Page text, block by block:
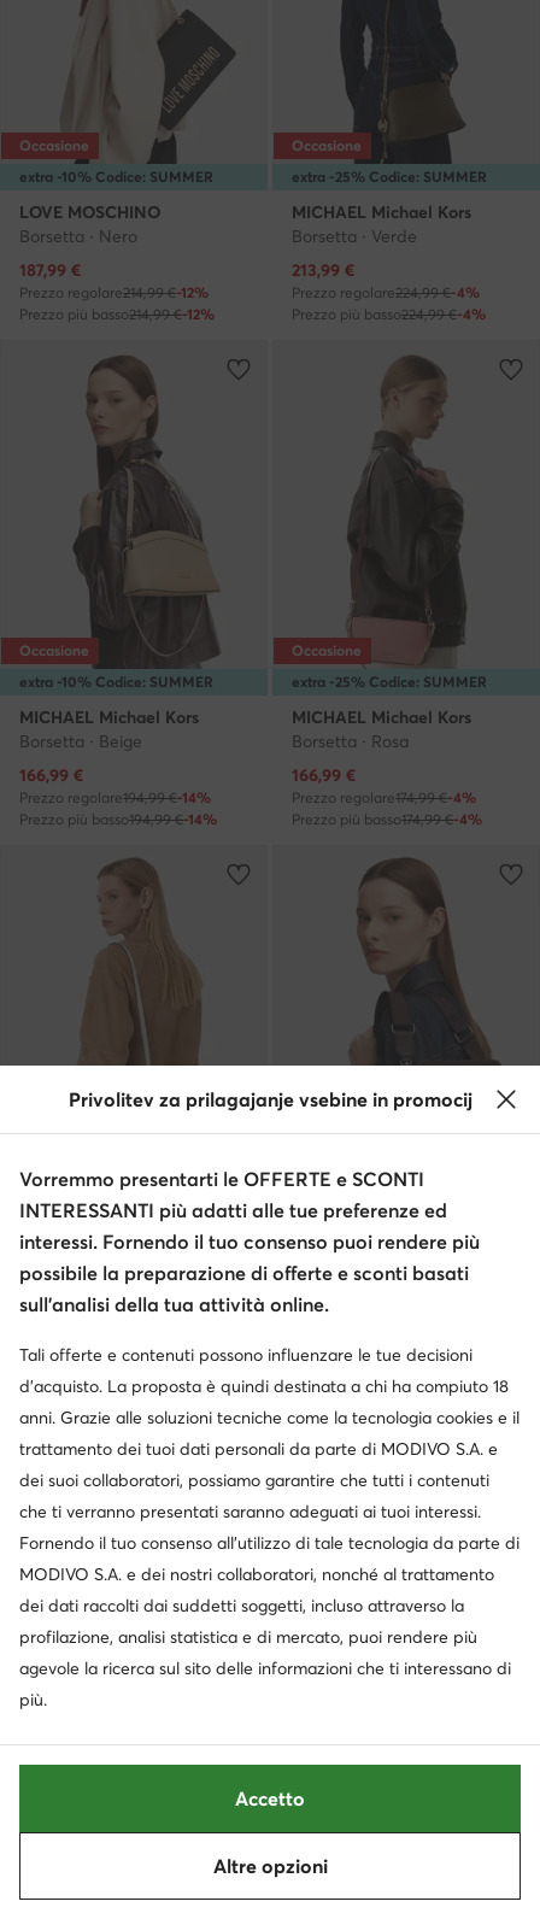
extra -10% Codice: SUMMER
Occasione
LOVE MOSCHINO
Borsetta · Nero
Prezzo attuale
187,99 €
Prezzo regolare214,99 €-12%
Prezzo più basso214,99 €-12%
extra -25% Codice: SUMMER
Occasione
MICHAEL Michael Kors
Borsetta · Verde
Prezzo attuale
213,99 €
Prezzo regolare224,99 €-4%
Prezzo più basso224,99 €-4%
extra -10% Codice: SUMMER
Occasione
MICHAEL Michael Kors
Borsetta · Beige
Prezzo attuale
166,99 €
Prezzo regolare194,99 €-14%
Prezzo più basso194,99 €-14%
extra -25% Codice: SUMMER
Occasione
MICHAEL Michael Kors
Borsetta · Rosa
Prezzo attuale
166,99 €
Prezzo regolare174,99 €-4%
Prezzo più basso174,99 €-4%
extra -25% Codice: SUMMER
MICHAEL Michael Kors
Borsetta · Crema
Prezzo attuale
213,99€
Prezzo regolare224,99 €-4%
extra -15% Codice: SUMMER
Calvin Klein
Borsetta · Marrone
Prezzo attuale
89,99 €
Prezzo regolare
extra -15% Codice: SUMMER
Occasione
Prezzo più basso79,99 €-6%
Occasione
Prezzo regolare
Prezzo più basso140,99 €-4%
Privolitev za prilagajanje vsebine in promocij
Vorremmo presentarti le OFFERTE e SCONTI
INTERESSANTI più adatti alle tue preferenze ed
interessi. Fornendo il tuo consenso puoi rendere più
possibile la preparazione di offerte e sconti basati
sull’analisi della tua attività online.
Tali offerte e contenuti possono influenzare le tue decisioni
d’acquisto. La proposta è quindi destinata a chi ha compiuto 18
anni. Grazie alle soluzioni tecniche come la tecnologia cookies e il
trattamento dei tuoi dati personali da parte di MODIVO S.A. e
dei suoi collaboratori, possiamo garantire che tutti i contenuti
che ti verranno presentati saranno adeguati ai tuoi interessi.
Fornendo il tuo consenso all’utilizzo di tale tecnologia da parte di
MODIVO S.A. e dei nostri collaboratori, nonché al trattamento
dei dati raccolti dai suddetti soggetti, incluso attraverso la
profilazione, analisi statistica e di mercato, puoi rendere più
agevole la ricerca sul sito delle informazioni che ti interessano di
più.
Altre opzioni
Accetto